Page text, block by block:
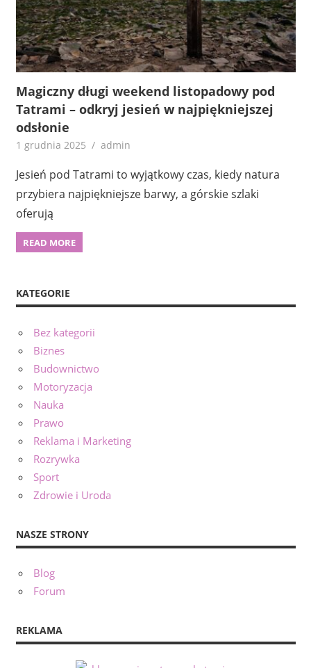
Magiczny długi weekend listopadowy pod
Tatrami – odkryj jesień w najpiękniejszej
odsłonie
1 grudnia 2025 admin
Jesień pod Tatrami to wyjątkowy czas, kiedy natura
przybiera najpiękniejsze barwy, a górskie szlaki
oferują
READ MORE
KATEGORIE
Bez kategorii
Biznes
Budownictwo
Motoryzacja
Nauka
Prawo
Reklama i Marketing
Rozrywka
Sport
Zdrowie i Uroda
NASZE STRONY
Blog
Forum
REKLAMA